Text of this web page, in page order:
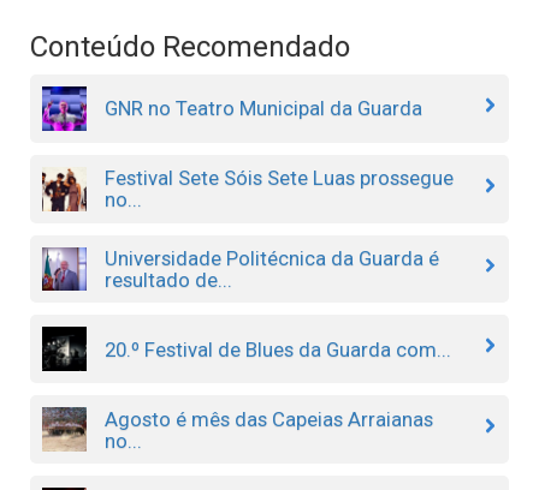
Conteúdo Recomendado
GNR no Teatro Municipal da Guarda
Festival Sete Sóis Sete Luas prossegue
no...
Universidade Politécnica da Guarda é
resultado de...
20.º Festival de Blues da Guarda com...
Agosto é mês das Capeias Arraianas
no...